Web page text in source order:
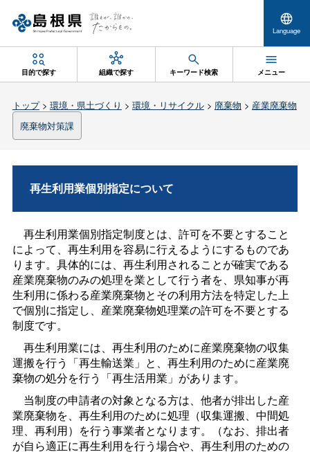
Language
目的で探す 組織で探す キーワード検索 メニュー
トップ> 環境・県土づくり > 環境・リサイクル> 廃棄物 > 産業廃棄物
廃棄物対策課
再生利用業個別指定について
再生利用業個別指定制度とは、許可を不要とすること
によって、再生利用を容易に行えるようにするものであ
ります。具体的には、再生利用されることが確実である
産業廃棄物のみの処理を業として行う者を、県知事が再
生利用に係わる産業廃棄物とその利用方法を特定した上
で個別に指定し、産業廃棄物処理業の許可を不要とする
制度です。
再生利用業には、再生利用のために産業廃棄物の収集
運搬を行う「再生輸送業」と、再生利用のために産業廃
棄物の処分を行う「再生活用業」があります。
当制度の申請者の対象となる方は、他者が排出した産
業廃棄物を、再生利用のために処理（収集運搬、中間処
理、再利用）を行う事業者となります。（なお、排出者
が自ら適正に再生利用を行う場合や、再生利用のための